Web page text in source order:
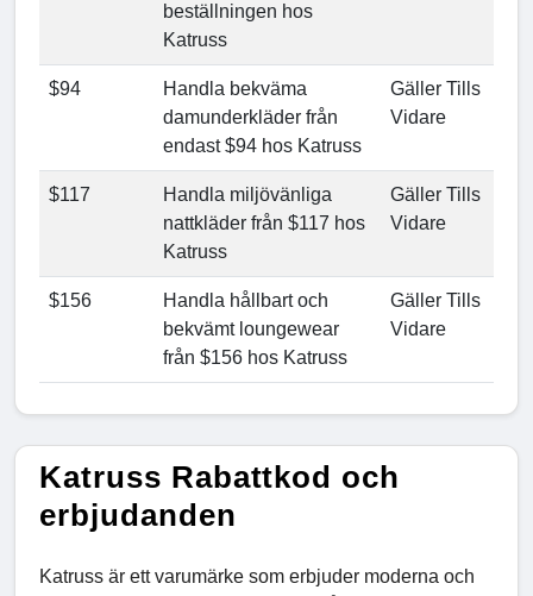
beställningen hos
Katruss
$94
Handla bekväma
damunderkläder från
endast $94 hos Katruss
Gäller Tills
Vidare
$117
Handla miljövänliga
nattkläder från $117 hos
Katruss
Gäller Tills
Vidare
$156
Handla hållbart och
bekvämt loungewear
från $156 hos Katruss
Gäller Tills
Vidare
Katruss Rabattkod och
erbjudanden
Katruss är ett varumärke som erbjuder moderna och